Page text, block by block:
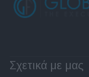
Σχετικά με μας